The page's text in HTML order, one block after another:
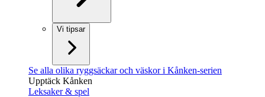
Vi tipsar
Se alla olika ryggsäckar och väskor i Kånken-serien
Upptäck Kånken
Leksaker & spel